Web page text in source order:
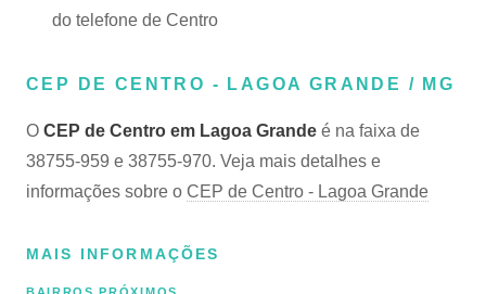
do telefone de Centro
CEP DE CENTRO - LAGOA GRANDE / MG
O CEP de Centro em Lagoa Grande é na faixa de
38755-959 e 38755-970. Veja mais detalhes e
informações sobre o CEP de Centro - Lagoa Grande
MAIS INFORMAÇÕES